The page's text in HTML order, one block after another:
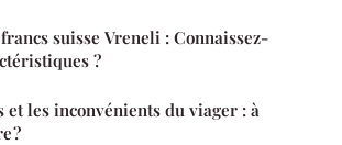
suisse Vreneli : Connaissez-
?
et les inconvénients du viager : à
?